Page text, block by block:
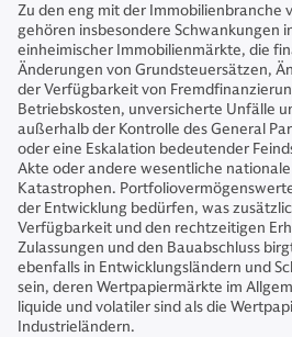
Zu den eng mit der Immobilienbranche
gehören insbesondere Schwankungen
einheimischer Immobilienmärkte, die
Änderungen von Grundsteuersätzen,
der Verfügbarkeit von
Betriebskosten, unversicherte Unfälle
außerhalb der Kontrolle des General
oder eine Eskalation bedeutender
Akte oder andere wesentliche
Katastrophen.
der Entwicklung bedürfen, was
Verfügbarkeit und den rechtzeitigen
Zulassungen und den Bauabschluss
ebenfalls in Entwicklungsländern und
sein, deren Wertpapiermärkte im
liquide und volatiler sind als die
Industrieländern.